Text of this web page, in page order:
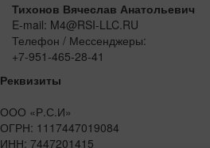
Тихонов Вячеслав Анатольевич
E-mail: M4@RSI-LLC.RU
Телефон / Мессенджеры:
+7-951-465-28-41
Реквизиты
ООО «Р.С.И»
ОГРН: 1117447019084
ИНН: 7447201415